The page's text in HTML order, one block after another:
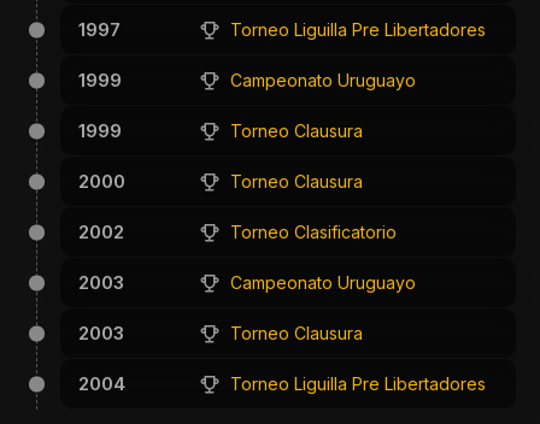
1997 Torneo Liguilla Pre Libertadores
1999 Campeonato Uruguayo
1999 Torneo Clausura
2000 Torneo Clausura
2002 Torneo Clasificatorio
2003 Campeonato Uruguayo
2003 Torneo Clausura
2004 Torneo Liguilla Pre Libertadores